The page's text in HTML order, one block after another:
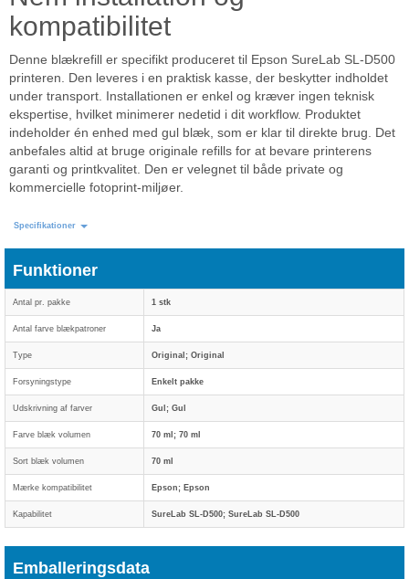
kompatibilitet
Denne blækrefill er specifikt produceret til Epson SureLab SL-D500
printeren. Den leveres i en praktisk kasse, der beskytter indholdet
under transport. Installationen er enkel og kræver ingen teknisk
ekspertise, hvilket minimerer nedetid i dit workflow. Produktet
indeholder én enhed med gul blæk, som er klar til direkte brug. Det
anbefales altid at bruge originale refills for at bevare printerens
garanti og printkvalitet. Den er velegnet til både private og
kommercielle fotoprint-miljøer.
Specifikationer
Funktioner
Antal pr. pakke 1 stk
Antal farve blækpatroner Ja
Type Original; Original
Forsyningstype Enkelt pakke
Udskrivning af farver Gul; Gul
Farve blæk volumen 70 ml; 70 ml
Sort blæk volumen 70 ml
Mærke kompatibilitet Epson; Epson
Kapabilitet SureLab SL-D500; SureLab SL-D500
Emballeringsdata